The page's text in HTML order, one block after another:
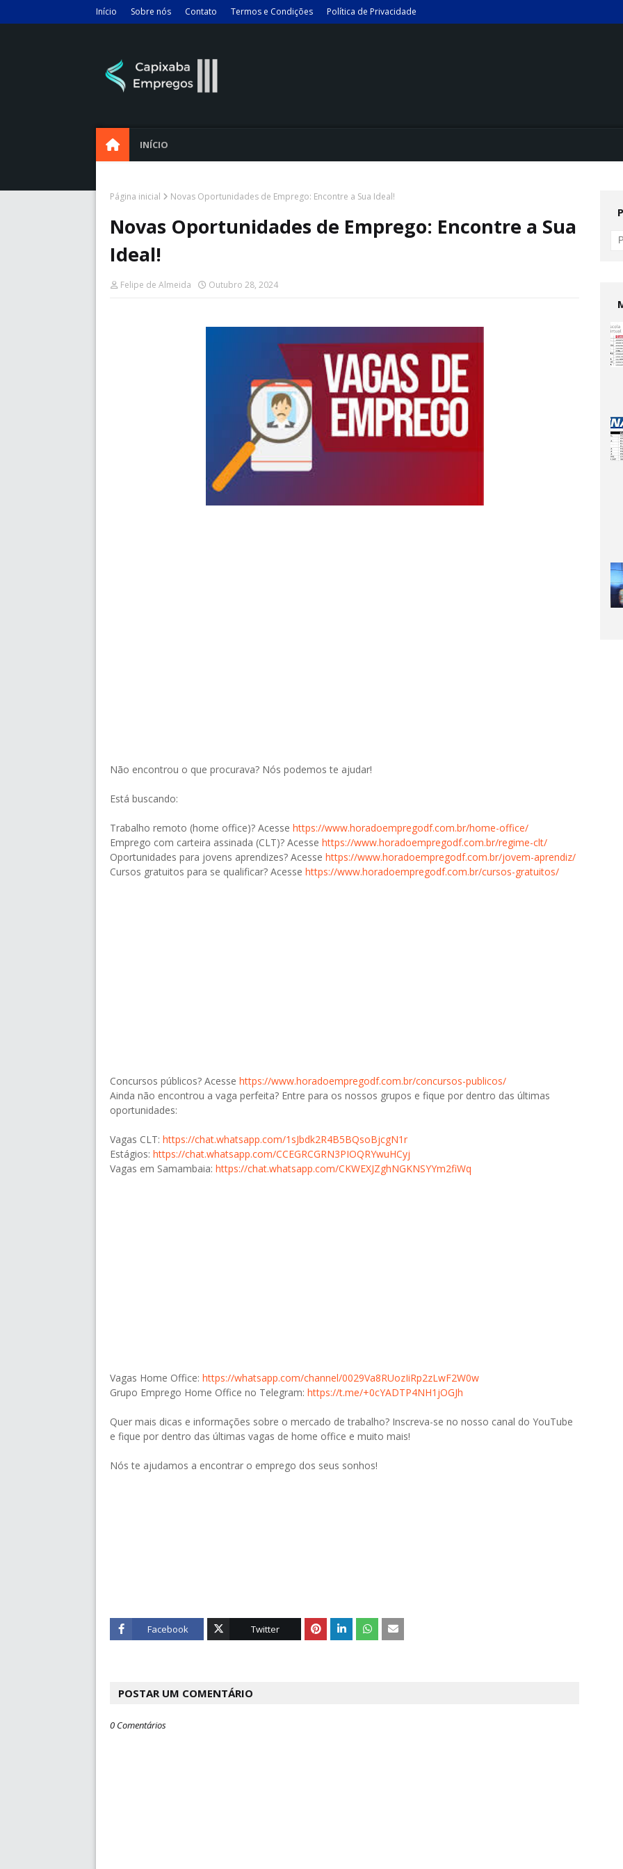
Início Sobre nós Contato Termos e Condições Política de Privacidade
INÍCIO
Página inicial Novas Oportunidades de Emprego: Encontre a Sua Ideal!
Novas Oportunidades de Emprego: Encontre a Sua
Ideal!
Felipe de Almeida Outubro 28, 2024
Não encontrou o que procurava? Nós podemos te ajudar!
Está buscando:
Trabalho remoto (home office)? Acesse https://www.horadoempregodf.com.br/home-office/
Emprego com carteira assinada (CLT)? Acesse https://www.horadoempregodf.com.br/regime-clt/
Oportunidades para jovens aprendizes? Acesse https://www.horadoempregodf.com.br/jovem-aprendiz/
Cursos gratuitos para se qualificar? Acesse https://www.horadoempregodf.com.br/cursos-gratuitos/
Concursos públicos? Acesse https://www.horadoempregodf.com.br/concursos-publicos/
Ainda não encontrou a vaga perfeita? Entre para os nossos grupos e fique por dentro das últimas
oportunidades:
Vagas CLT: https://chat.whatsapp.com/1sJbdk2R4B5BQsoBjcgN1r
Estágios: https://chat.whatsapp.com/CCEGRCGRN3PIOQRYwuHCyj
Vagas em Samambaia: https://chat.whatsapp.com/CKWEXJZghNGKNSYYm2fiWq
Vagas Home Office: https://whatsapp.com/channel/0029Va8RUozIiRp2zLwF2W0w
Grupo Emprego Home Office no Telegram: https://t.me/+0cYADTP4NH1jOGJh
Quer mais dicas e informações sobre o mercado de trabalho? Inscreva-se no nosso canal do YouTube
e fique por dentro das últimas vagas de home office e muito mais!
Nós te ajudamos a encontrar o emprego dos seus sonhos!
Facebook Twitter
POSTAR UM COMENTÁRIO
0 Comentários